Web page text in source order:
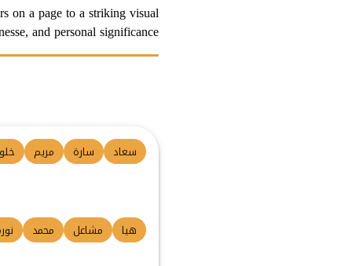
on a page to a striking visual
and personal significance.
سعاد سارة مريم
هيا مشاعل محمد